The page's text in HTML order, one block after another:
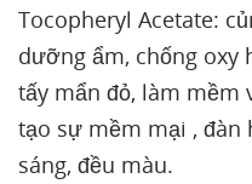
Tocopheryl Acetate:
dưỡng ẩm, chống oxy
tấy mẩn đỏ, làm mềm
tạo sự mềm mại , đàn
sáng, đều màu.